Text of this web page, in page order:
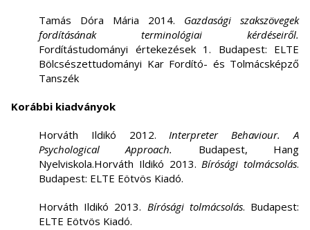
Tamás Dóra Mária 2014. Gazdasági szakszövegek
fordításának terminológiai kérdéseiről.
Fordítástudományi értekezések 1. Budapest: ELTE
Bölcsészettudományi Kar Fordító- és Tolmácsképző
Tanszék
Korábbi kiadványok
Horváth Ildikó 2012.Interpreter Behaviour. A
Psychological Approach.
Budapest, Hang
Nyelviskola.Horváth Ildikó 2013.Bírósági tolmácsolás.
Budapest: ELTE Eötvös Kiadó.
Horváth Ildikó 2013. Bírósági tolmácsolás. Budapest:
ELTE Eötvös Kiadó.